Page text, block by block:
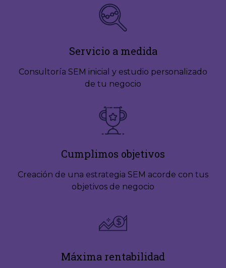
Servicio a medida
Consultoría SEM inicial y estudio personalizado
de tu negocio
Cumplimos objetivos
Creación de una estrategia SEM acorde con tus
objetivos de negocio
Máxima rentabilidad